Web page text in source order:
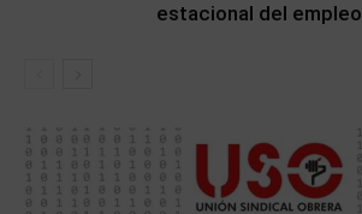
estacional del empleo